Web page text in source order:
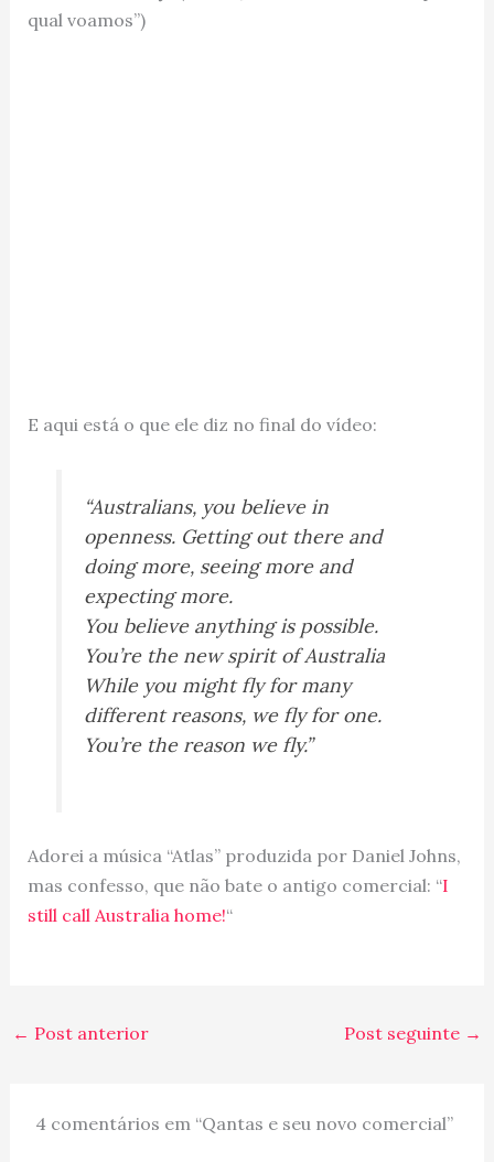
qual voamos”)
E aqui está o que ele diz no final do vídeo:
“Australians, you believe in
openness. Getting out there and
doing more, seeing more and
expecting more.
You believe anything is possible.
You’re the new spirit of Australia
While you might fly for many
different reasons, we fly for one.
You’re the reason we fly.”
Adorei a música “Atlas” produzida por Daniel Johns,
mas confesso, que não bate o antigo comercial: “I
still call Australia home!“
← Post anterior Post seguinte →
4 comentários em “Qantas e seu novo comercial”